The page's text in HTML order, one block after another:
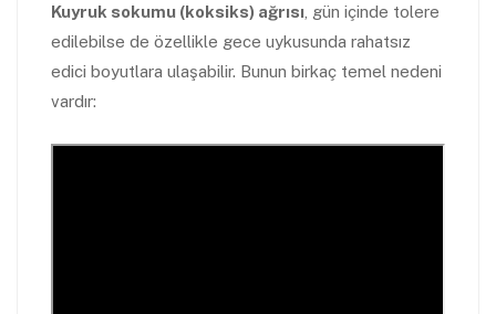
Kuyruk sokumu (koksiks) ağrısı , gün içinde tolere
edilebilse de özellikle gece uykusunda rahatsız
edici boyutlara ulaşabilir. Bunun birkaç temel nedeni
vardır: